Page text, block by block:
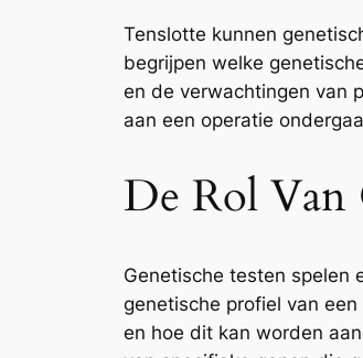
Tenslotte kunnen
begrijpen welke
en de verwachtingen van
aan een operatie
De Rol Van
Genetische testen spelen
genetische profiel van
en hoe dit kan worden